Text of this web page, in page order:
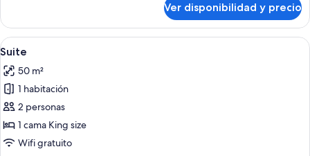
superior,
cama
size
Ver disponibilidad y precio
Ver
todas
las
fotos
de
Suite
Habitación de hotel con un sofá
7
Suite
50 m²
1 habitación
2 personas
1 cama King size
Wifi gratuito